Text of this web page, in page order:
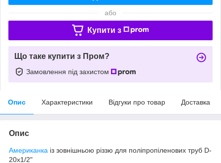
або
Купити з
Що таке купити з Пром?
Замовлення під захистом
Опис Характеристики Відгуки про товар Доставка
Опис
Американка із зовнішньою різзю для поліпропіленових труб D-
20х1/2"